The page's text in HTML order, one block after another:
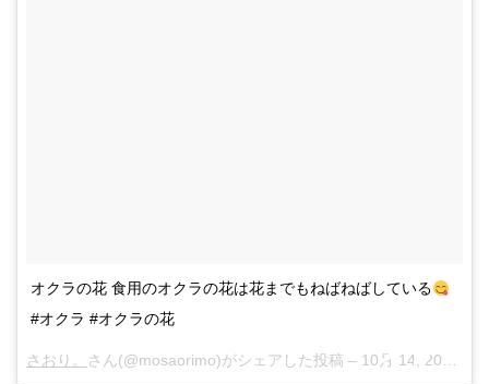
オクラの花 食用のオクラの花は花までもねばねばしている
#オクラ #オクラの花
さおり。 さん(@mosaorimo)がシェアした投稿 – 10月 14, 2017 at 8:09午前 PDT